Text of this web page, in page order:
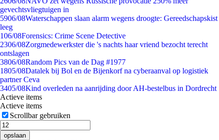
gevechtsvliegtuigen in
5906/08Waterschappen slaan alarm wegens droogte: Gereedschapskist
leeg
106/08Forensics: Crime Scene Detective
2306/08Zorgmedewerkster die 's nachts haar vriend bezocht terecht
ontslagen
3806/08Random Pics van de Dag #1977
1805/08Datalek bij Bol en de Bijenkorf na cyberaanval op logistiek
partner Ceva
3405/08Kind overleden na aanrijding door AH-bestelbus in Dordrecht
Actieve items
Actieve items
Scrollbar gebruiken
opslaan